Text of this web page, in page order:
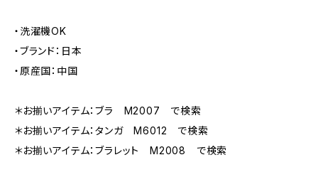
・洗濯機OK
・ブランド：日本
・原産国：中国
＊お揃いアイテム：ブラ M2007 で検索
＊お揃いアイテム：タンガ M6012 で検索
＊お揃いアイテム：ブラレット M2008 で検索